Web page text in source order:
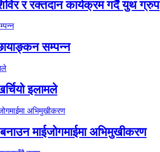
र रक्तदान कार्यक्रम गर्दै युथ ग्रुप
सम्पन्न
इलामले
बनाउन माईजोगमाईमा अभिमुखीकरण